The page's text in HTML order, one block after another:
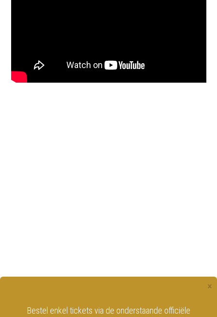
×
Bestel enkel tickets via de onderstaande officiële